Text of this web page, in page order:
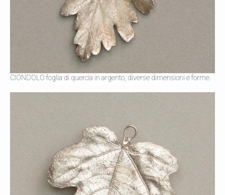
CIONDOLO foglia di quercia in argento, diverse dimensioni e forme